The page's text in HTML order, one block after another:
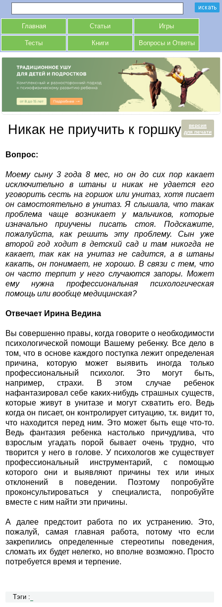
Главная Статьи Игры
Тесты Книги Вопросы и Ответы
версия
для печати
Никак не приучить к горшку
Вопрос:
Моему сыну 3 года 8 мес, но он до сих пор какает
исключительно в штаны и никак не удается его
уговорить сесть на горшок или унитаз, хотя писает
он самостоятельно в унитаз. Я слышала, что такак
проблема чаще возникает у мальчиков, которые
изначально приучены писать стоя. Подскажите,
пожалуйста, как решить эту проблему. Сын уже
второй год ходит в детский сад и там никогда не
какает, так как на унитаз не садится, а в штаны
какать, он понимает, не хорошо. В связи с тем, что
он часто терпит у него случаются запоры. Может
ему нужна профессиональная психологическая
помощь или вообще медицинская?
Отвечает Ирина Ведина
Вы совершенно правы, когда говорите о необходимости
психологической помощи Вашему ребенку. Все дело в
том, что в основе каждого поступка лежит определеная
причина, которую может выявить иногда только
профессиональный психолог. Это могут быть,
например, страхи. В этом случае ребенок
нафантазировал себе каких-нибудь страшных существ,
которые живут в унитазе и могут схватить его. Ведь
когда он писает, он контролирует ситуацию, т.к. видит то,
что находится перед ним. Это может быть еще что-то.
Ведь фантазия ребенка настолько причудлива, что
взрослым угадать порой бывает очень трудно, что
творится у него в голове. У психологов же существует
профессиональный инструментарий, с помощью
которого они и выявляют причины тех или иных
отклонений в поведении. Поэтому попробуйте
проконсультироваться у специалиста, попробуйте
вместе с ним найти эти причины.
А далее предстоит работа по их устранению. Это,
пожалуй, самая главная работа, потому что если
закрепились определенные стереотипы поведения,
сломать их будет нелегко, но вполне возможно. Просто
потребуется время и терпение.
Тэги :